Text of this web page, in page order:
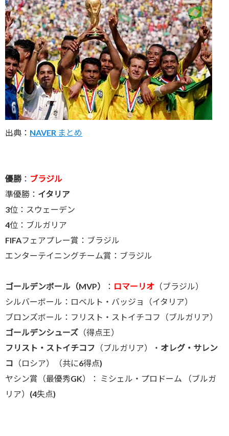
出典： NAVER まとめ
優勝： ブラジル
準優勝： イタリア
3位：スウェーデン
4位：ブルガリア
FIFAフェアプレー賞：ブラジル
エンターテイニングチーム賞：ブラジル
ゴールデンボール（MVP） ： ロマーリオ （ブラジル）
シルバーボール：ロベルト・バッジョ（イタリア）
ブロンズボール：フリスト・ストイチコフ（ブルガリア）
ゴールデンシューズ （得点王）
フリスト・ストイチコフ （ブルガリア）・ オレグ・サレン
コ （ロシア）（共に6得点)
ヤシン賞（最優秀GK）： ミシェル・プロドーム （ブルガ
リア）(4失点)